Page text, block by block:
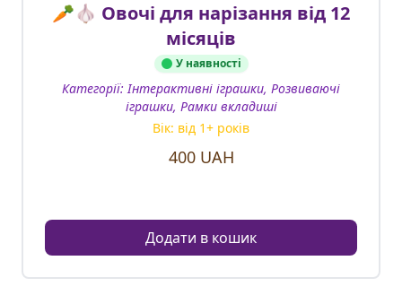
🥕🧄 Овочі для нарізання від 12
місяців
У наявності
Категорії:Інтерактивні іграшки, Розвиваючі
іграшки, Рамки вкладиші
Вік: від 1+ років
400UAH
Додати в кошик